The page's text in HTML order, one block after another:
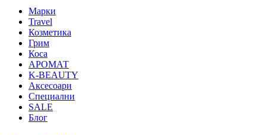
Mарки
Travel
Козметика
Грим
Коса
АРОМАТ
K-BEAUTY
Аксесоари
Специални
SALE
Блог